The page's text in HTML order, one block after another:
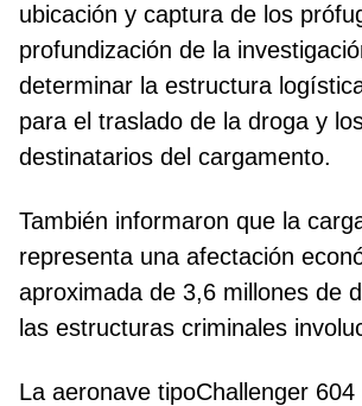
ubicación y captura de los
profundización de la
determinar la estructura
para el traslado de la droga y
destinatarios del cargamento.
También informaron que la
representa una afectación
aproximada de 3,6 millones de
las estructuras criminales
La aeronave tipoChallenger